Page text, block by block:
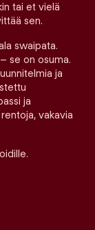
tai et vielä
sen.
swaipata.
se on osuma.
ja
ja
vakavia